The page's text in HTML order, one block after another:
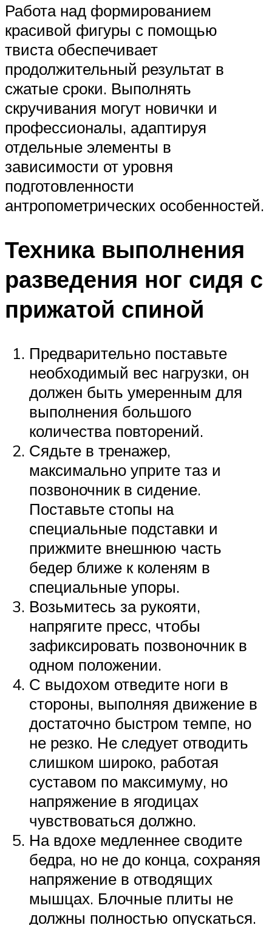
Работа над формированием
красивой фигуры с помощью
твиста обеспечивает
продолжительный результат в
сжатые сроки. Выполнять
скручивания могут новички и
профессионалы, адаптируя
отдельные элементы в
зависимости от уровня
подготовленности
антропометрических особенностей.
Техника выполнения
разведения ног сидя с
прижатой спиной
Предварительно поставьте
необходимый вес нагрузки, он
должен быть умеренным для
выполнения большого
количества повторений.
Сядьте в тренажер,
максимально уприте таз и
позвоночник в сидение.
Поставьте стопы на
специальные подставки и
прижмите внешнюю часть
бедер ближе к коленям в
специальные упоры.
Возьмитесь за рукояти,
напрягите пресс, чтобы
зафиксировать позвоночник в
одном положении.
С выдохом отведите ноги в
стороны, выполняя движение в
достаточно быстром темпе, но
не резко. Не следует отводить
слишком широко, работая
суставом по максимуму, но
напряжение в ягодицах
чувствоваться должно.
На вдохе медленнее сводите
бедра, но не до конца, сохраняя
напряжение в отводящих
мышцах. Блочные плиты не
должны полностью опускаться.